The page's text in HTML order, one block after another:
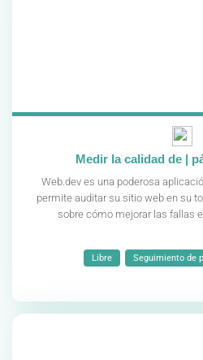
Medir la calidad de |
Web.dev es una poderosa
permite auditar su sitio web en su
sobre cómo mejorar las fallas
Libre Seguimiento de